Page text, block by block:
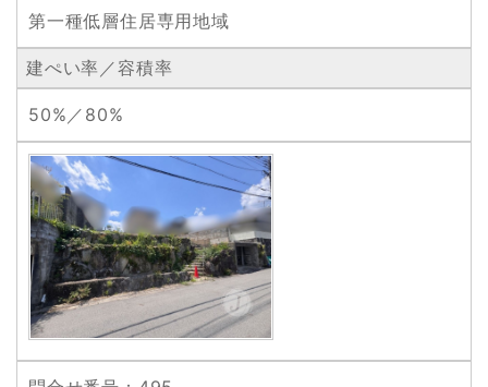
第一種低層住居専用地域
建ぺい率／容積率
50%／80%